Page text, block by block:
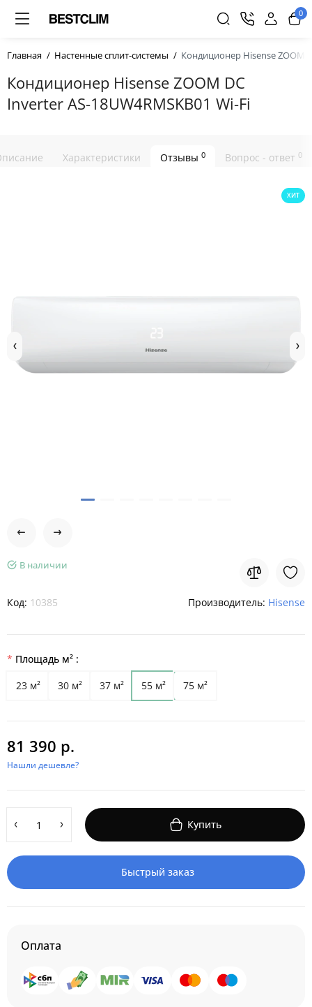
0
Главная Настенные сплит-системы Кондиционер Hisense ZOOM
Кондиционер Hisense ZOOM DC
Inverter AS-18UW4RMSKB01 Wi-Fi
Характеристики Отзывы 0 Вопрос - ответ 0
ХИТ
В наличии
Код: 10385 Производитель: Hisense
Площадь м² :
23 м²
30 м² 37 м² 55 м² 75 м²
81 390 р.
Нашли дешевле?
Купить
Быстрый заказ
Оплата